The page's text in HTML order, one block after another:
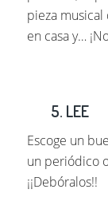
pieza musical
en casa y…
5. LEE
Escoge un
un periódico
¡¡Debóralos!!